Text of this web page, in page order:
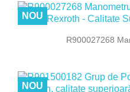
R900027268
NOU
NOU